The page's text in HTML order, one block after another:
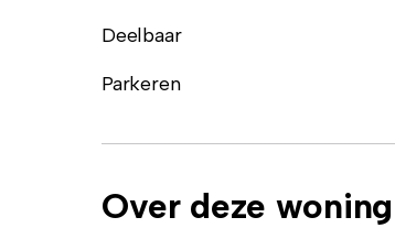
Deelbaar
Parkeren
Over deze woning